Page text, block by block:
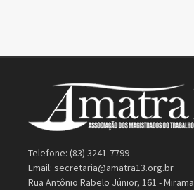
Telefone: (83) 3241-7799
Email: secretaria@amatra13.org.br
Rua Antônio Rabelo Júnior, 161 -